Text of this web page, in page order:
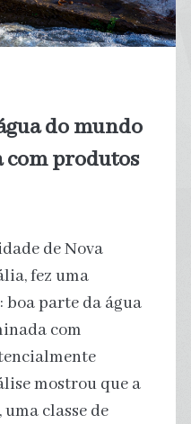
do mundo
com produtos
de Nova
fez uma
boa parte da água
com
mostrou que a
uma classe de